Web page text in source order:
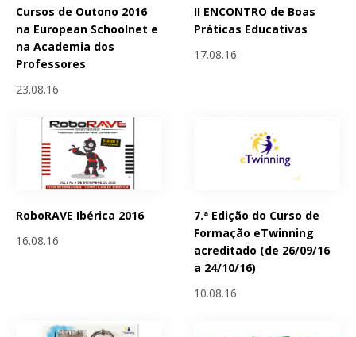
Cursos de Outono 2016
na European Schoolnet e
na Academia dos
Professores
23.08.16
II ENCONTRO de Boas
Práticas Educativas
17.08.16
RoboRAVE Ibérica 2016
16.08.16
7.ª Edição do Curso de
Formação eTwinning
acreditado (de 26/09/16
a 24/10/16)
10.08.16